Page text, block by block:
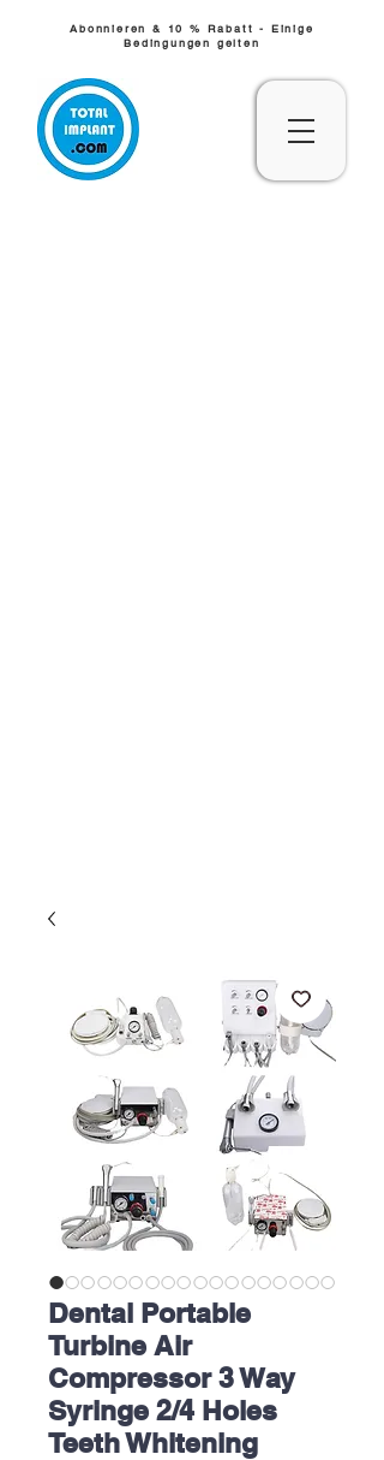
Abonnieren & 10 % Rabatt - Einige
Bedingungen gelten
Dental Portable
Turbine Air
Compressor 3 Way
Syringe 2/4 Holes
Teeth Whitening